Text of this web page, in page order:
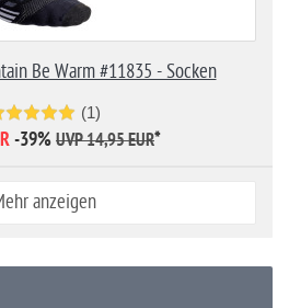
Be Warm #11835 - Socken
(1)
-39% UVP 14,95 EUR*
anzeigen